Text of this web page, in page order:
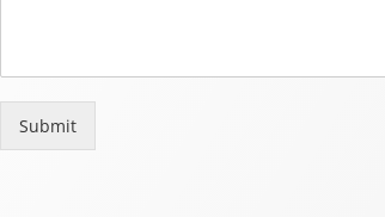
Submit